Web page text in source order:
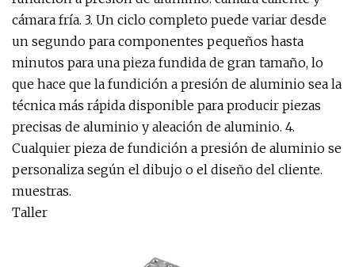
cámara fría. 3. Un ciclo completo puede variar desde
un segundo para componentes pequeños hasta
minutos para una pieza fundida de gran tamaño, lo
que hace que la fundición a presión de aluminio sea la
técnica más rápida disponible para producir piezas
precisas de aluminio y aleación de aluminio. 4.
Cualquier pieza de fundición a presión de aluminio se
personaliza según el dibujo o el diseño del cliente.
muestras.
Taller